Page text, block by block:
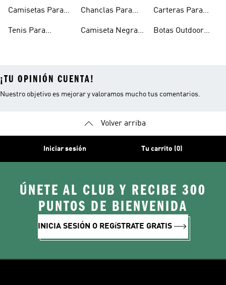
Camisetas Para
Tenis Para
Chanclas Para
Camiseta Negra
Carteras Para
Botas Outdoor
¡TU OPINIÓN CUENTA!
Nuestro objetivo es mejorar y valoramos mucho tus comentarios.
Volver arriba
Iniciar sesión Tu carrito (0)
ÚNETE AL CLUB Y RECIBE 300
PUNTOS DE BIENVENIDA
INICIA SESIÓN O REGíSTRATE GRATIS